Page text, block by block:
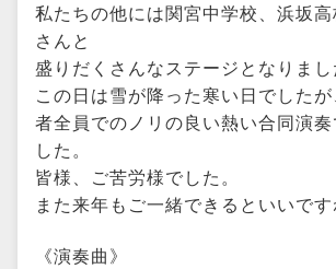
私たちの他には関宮中学校、浜坂
さんと
盛りだくさんなステージとなりまし
この日は雪が降った寒い日でした
者全員でのノリの良い熱い合同演奏
した。
皆様、ご苦労様でした。
また来年もご一緒できるといいです
《演奏曲》